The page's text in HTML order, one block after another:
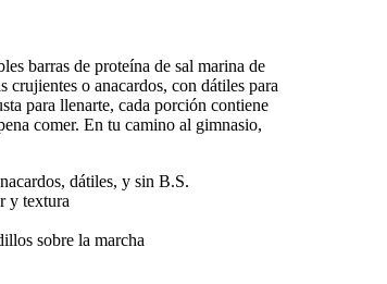
barras de proteína de sal marina de
crujientes o anacardos, con dátiles para
para llenarte, cada porción contiene
comer. En tu camino al gimnasio,
dátiles, y sin B.S.
y textura
sobre la marcha